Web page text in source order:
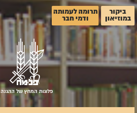
ביקור
במוזיאון
תרומה לעמותה
ודמי חבר
פלוגות המחץ של ההגנה